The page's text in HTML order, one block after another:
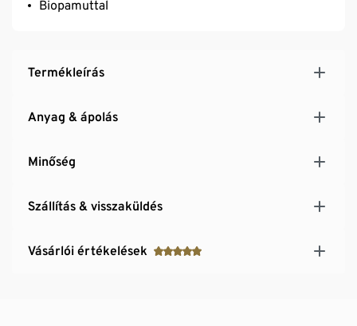
Biopamuttal
Termékleírás
Anyag & ápolás
Minőség
Szállítás & visszaküldés
Vásárlói értékelések